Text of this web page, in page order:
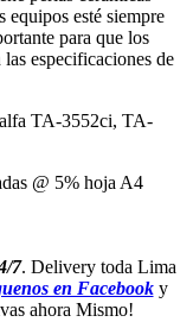
equipos esté siempre
para que los
especificaciones de
TA-3552ci, TA-
@ 5% hoja A4
7. Delivery toda Lima
en Facebooky
ahora Mismo!